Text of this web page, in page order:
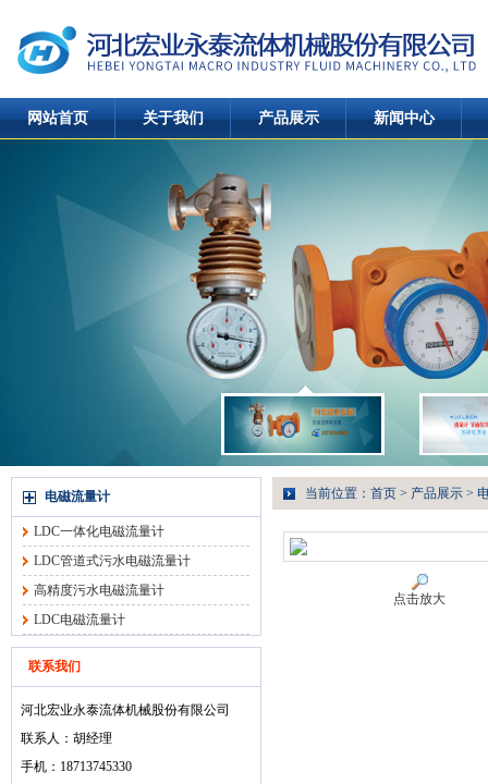
网站首页 关于我们 产品展示 新闻中心
电磁流量计
LDC一体化电磁流量计
LDC管道式污水电磁流量计
高精度污水电磁流量计
LDC电磁流量计
联系我们
河北宏业永泰流体机械股份有限公司
联系人：胡经理
手机：18713745330
当前位置： 首页 > 产品展示 >
点击放大